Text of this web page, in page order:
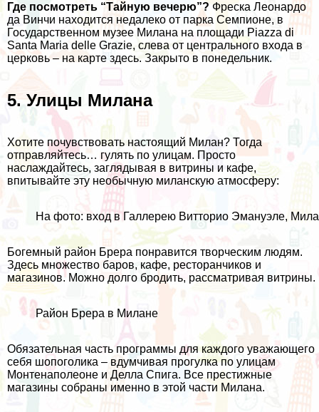
Где посмотреть “Тайную вечерю”? Фреска Леонардо
да Винчи находится недалеко от парка Семпионе, в
Государственном музее Милана на площади Piazza di
Santa Maria delle Grazie, слева от центрального входа в
церковь – на карте здесь. Закрыто в понедельник.
5. Улицы Милана
Хотите почувствовать настоящий Милан? Тогда
отправляйтесь… гулять по улицам. Просто
наслаждайтесь, заглядывая в витрины и кафе,
впитывайте эту необычную миланскую атмосферу:
На фото: вход в Галлерею Витторио Эмануэле,
Богемный район Брера понравится творческим людям.
Здесь множество баров, кафе, ресторанчиков и
магазинов. Можно долго бродить, рассматривая витрины.
Район Брера в Милане
Обязательная часть программы для каждого уважающего
себя шопоголика – вдумчивая прогулка по улицам
Монтенаполеоне и Делла Спига. Все престижные
магазины собраны именно в этой части Милана.